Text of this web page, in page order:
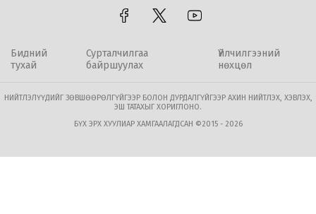
Бидний
тухай
Сурталчилгаа
байршуулах
Үйлчилгээний
нөхцөл
НИЙТЛЭЛҮҮДИЙГ ЗӨВШӨӨРӨЛГҮЙГЭЭР БОЛОН ДУРДАЛГҮЙГЭЭР АХИН НИЙТЛЭХ, ХЭВЛЭХ,
ЭШ ТАТАХЫГ ХОРИГЛОНО.
БҮХ ЭРХ ХУУЛИАР ХАМГААЛАГДСАН ©2015 - 2026